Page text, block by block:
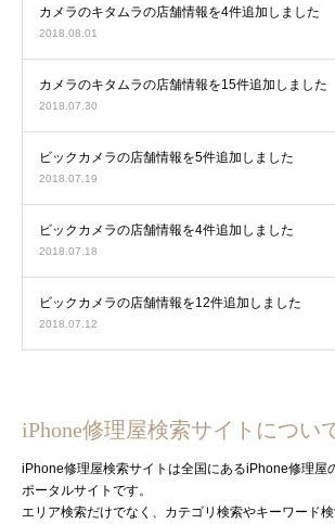
カメラのキタムラの店舗情報を4件追加しました
2018.08.01
カメラのキタムラの店舗情報を15件追加しました
2018.07.30
ビックカメラの店舗情報を5件追加しました
2018.07.19
ビックカメラの店舗情報を4件追加しました
2018.07.18
ビックカメラの店舗情報を12件追加しました
2018.07.12
iPhone修理屋検索サイトについ
iPhone修理屋検索サイトは全国にあるiPhone修理屋
ポータルサイトです。
エリア検索だけでなく、カテゴリ検索やキーワード